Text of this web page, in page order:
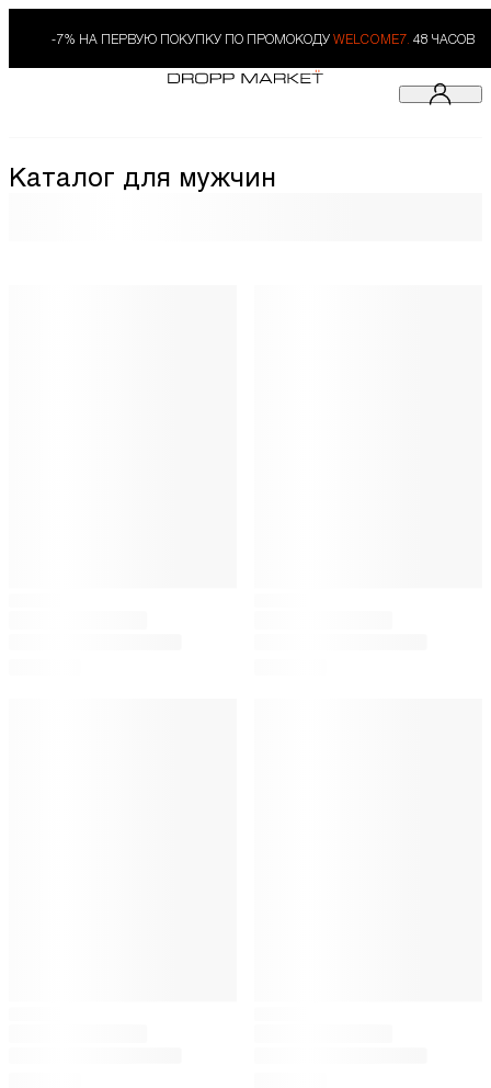
-7% НА ПЕРВУЮ ПОКУПКУ ПО ПРОМОКОДУ WELCOME7. 48 ЧАСОВ
Каталог для мужчин